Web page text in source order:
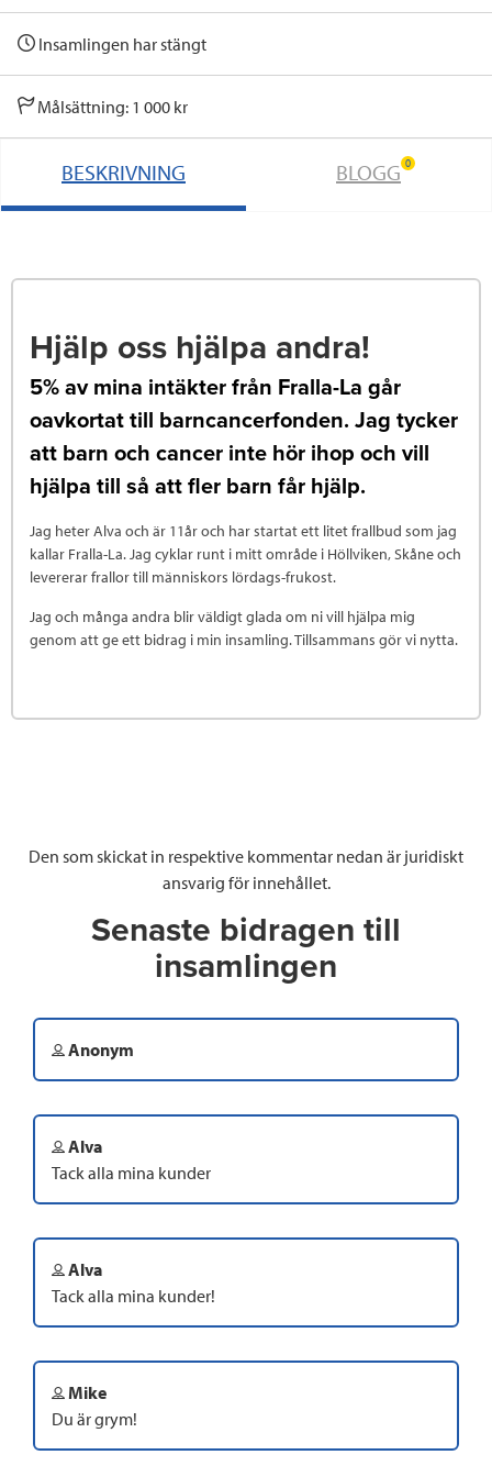
Insamlingen har stängt
Målsättning: 1 000 kr
BESKRIVNING BLOGG 0
Hjälp oss hjälpa andra!
5% av mina intäkter från Fralla-La går
oavkortat till barncancerfonden. Jag tycker
att barn och cancer inte hör ihop och vill
hjälpa till så att fler barn får hjälp.
Jag heter Alva och är 11år och har startat ett litet frallbud som jag
kallar Fralla-La. Jag cyklar runt i mitt område i Höllviken, Skåne och
levererar frallor till människors lördags-frukost.
Jag och många andra blir väldigt glada om ni vill hjälpa mig
genom att ge ett bidrag i min insamling. Tillsammans gör vi nytta.
Den som skickat in respektive kommentar nedan är juridiskt
ansvarig för innehållet.
Senaste bidragen till
insamlingen
Anonym
Alva
Tack alla mina kunder
Alva
Tack alla mina kunder!
Mike
Du är grym!